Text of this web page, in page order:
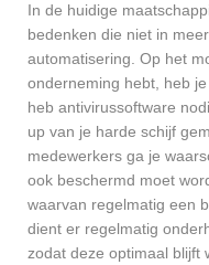
In de huidige
bedenken die niet in
automatisering. Op het
onderneming hebt, heb
heb antivirussoftware
up van je harde schijf
medewerkers ga je
ook beschermd moet
waarvan regelmatig een
dient er regelmatig
zodat deze optimaal blijft